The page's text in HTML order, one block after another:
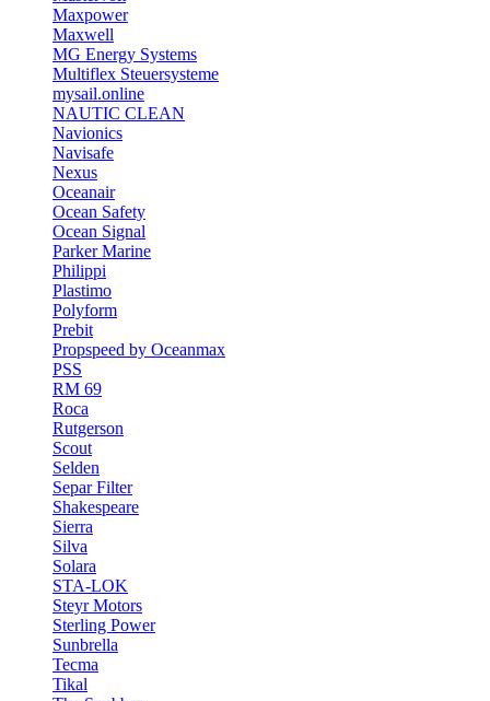
Maxpower
Maxwell
MG Energy Systems
Multiflex Steuersysteme
mysail.online
NAUTIC CLEAN
Navionics
Navisafe
Nexus
Oceanair
Ocean Safety
Ocean Signal
Parker Marine
Philippi
Plastimo
Polyform
Prebit
Propspeed by Oceanmax
PSS
RM 69
Roca
Rutgerson
Scout
Selden
Separ Filter
Shakespeare
Sierra
Silva
Solara
STA-LOK
Steyr Motors
Sterling Power
Sunbrella
Tecma
Tikal